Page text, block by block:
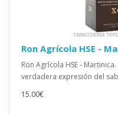
Ron Agrícola HSE -
Ron Agrícola HSE -
verdadera expresión del
15.00€